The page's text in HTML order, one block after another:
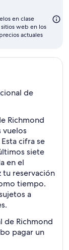
en clase
web en los
actuales
de
Richmond
vuelos
cifra se
siete
en el
tu reservación
tiempo.
a
de Richmond
pagar un